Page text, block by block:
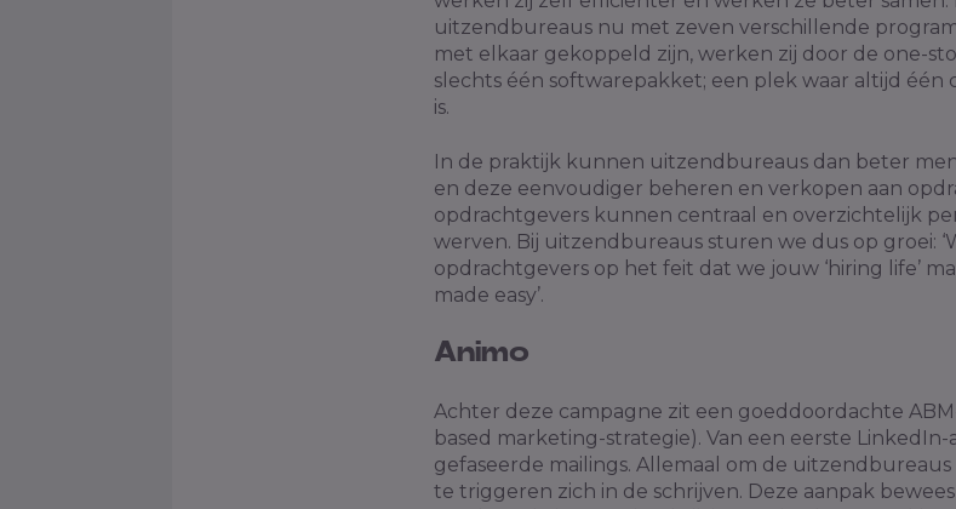
uitzendbureaus nu met zeven verschillende
met elkaar gekoppeld zijn, werken zij door de one-
slechts één softwarepakket; een plek waar altijd één
is.
In de praktijk kunnen uitzendbureaus dan beter
en deze eenvoudiger beheren en verkopen aan
opdrachtgevers kunnen centraal en overzichtelijk
werven. Bij uitzendbureaus sturen we dus op groei:
opdrachtgevers op het feit dat we jouw ‘hiring life’
made easy’.
Animo
Achter deze campagne zit een goeddoordachte
based marketing-strategie). Van een eerste
gefaseerde mailings. Allemaal om de
te triggeren zich in de schrijven. Deze aanpak